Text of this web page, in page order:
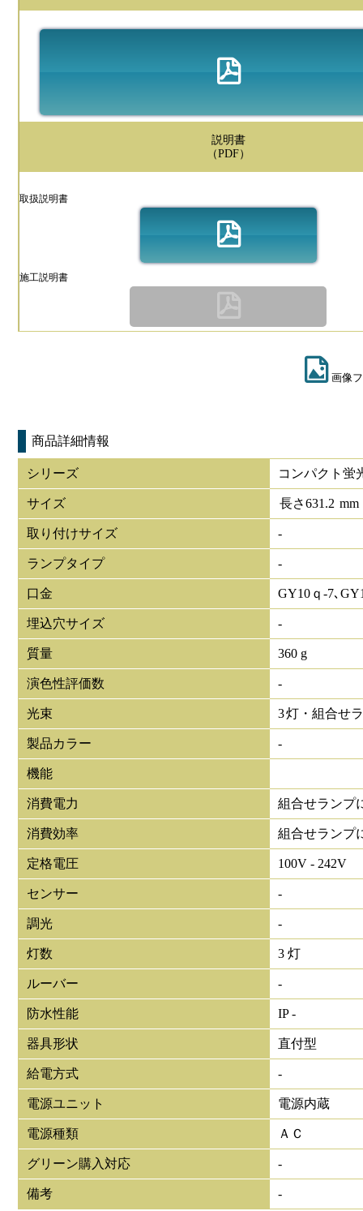
説明書
（PDF）
取扱説明書
施工説明書
画像
商品詳細情報
シリーズ コンパクト蛍
サイズ 長さ631.2 mm
取り付けサイズ -
ランプタイプ -
口金 GY10ｑ-7､
埋込穴サイズ -
質量 360 g
演色性評価数 -
光束 3灯・組合せ
製品カラー -
機能
消費電力 組合せランプ
消費効率 組合せランプ
定格電圧 100V - 242V
センサー -
調光 -
灯数 3 灯
ルーバー -
防水性能 IP -
器具形状 直付型
給電方式 -
電源ユニット 電源内蔵
電源種類 ＡＣ
グリーン購入対応 -
備考 -